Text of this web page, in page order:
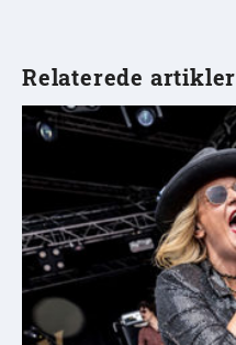
Relaterede artikler